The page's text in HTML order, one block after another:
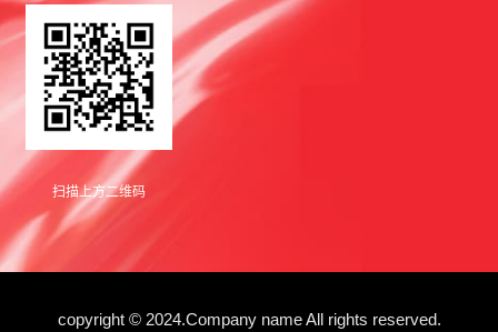
扫描上方二维码
copyright © 2024.Company name All rights reserved.